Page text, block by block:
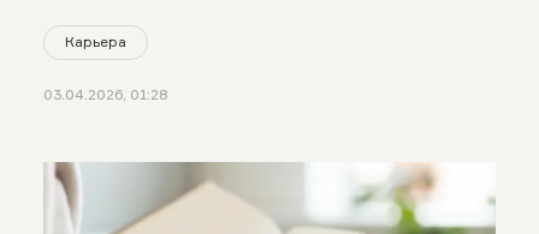
Карьера
03.04.2026, 01:28